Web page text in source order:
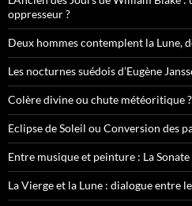
oppresseur ?
Deux hommes contemplent la Lune,
Les nocturnes suédois d’Eugène
Colère divine ou chute météoritique ?
Eclipse de Soleil ou Conversion des
Entre musique et peinture : La
La Vierge et la Lune : dialogue entre